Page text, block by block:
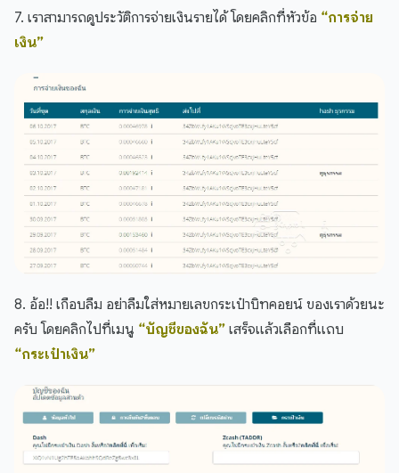
7. เราสามารถดูประวัติการจ่ายเงินรายได้ โดยคลิกที่หัวข้อ “การจ่าย
เงิน”
8. อ้อ!! เกือบลืม อย่าลืมใส่หมายเลขกระเป๋าบิทคอยน์ ของเราด้วยนะ
ครับ โดยคลิกไปที่เมนู “บัญชีของฉัน” เสร็จแล้วเลือกที่แถบ
“กระเป๋าเงิน”